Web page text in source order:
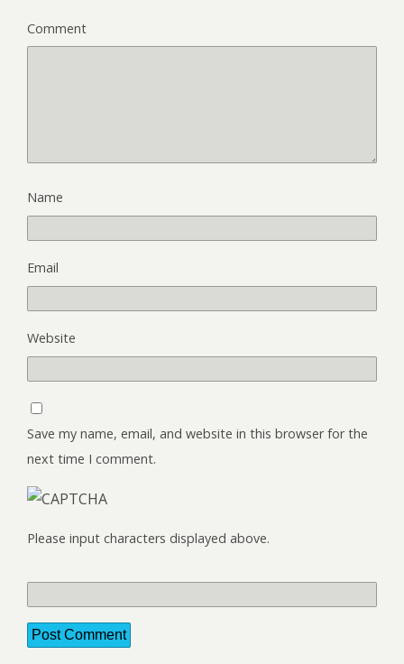
Comment
Name
Email
Website
Save my name, email, and website in this browser for the
next time I comment.
Please input characters displayed above.